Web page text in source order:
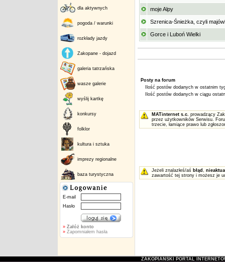
dla aktywnych
pogoda / warunki
rozkłady jazdy
Zakopane - dojazd
galeria tatrzańska
wasze galerie
wyślij kartkę
konkursy
folklor
kultura i sztuka
imprezy regionalne
baza turystyczna
E-mail
Hasło
» Załóż konto
»Zapomniałem hasła
moje Alpy
Szrenica-Śnieżka, czyli
Gorce i Luboń Wielki
Posty na forum
Ilość postów dodanych w ostatnim
Ilość postów dodanych w ciągu
MATinternet s.c. prowadzący
przez użytkowników Serwisu.
trzecie, łamiące prawo lub
Jeżeli znalazłeś/aś błąd ,
zawartość tej strony i możesz je
ZAKOPIAŃSKI PORTAL